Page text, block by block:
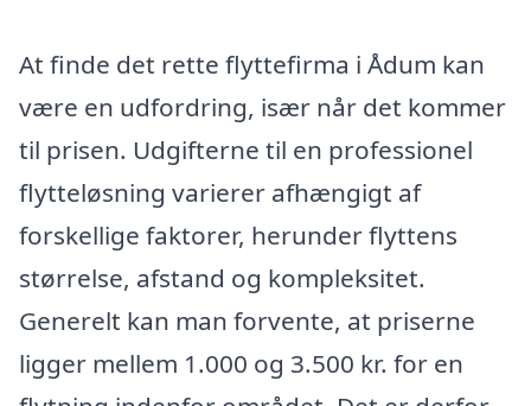
At finde det rette flyttefirma i Ådum kan
være en udfordring, især når det kommer
til prisen. Udgifterne til en professionel
flytteløsning varierer afhængigt af
forskellige faktorer, herunder flyttens
størrelse, afstand og kompleksitet.
Generelt kan man forvente, at priserne
ligger mellem 1.000 og 3.500 kr. for en